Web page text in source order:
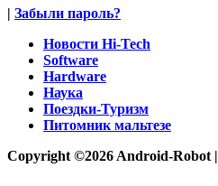
| Забыли пароль?
Новости Hi-Tech
Software
Hardware
Наука
Поездки-Туризм
Питомник мальтезе
Copyright ©2026 Android-Robot |